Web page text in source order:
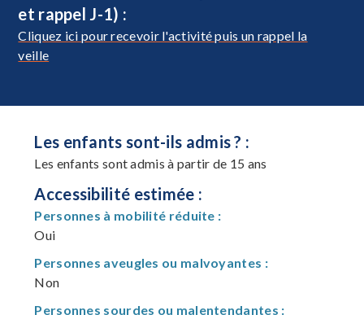
et rappel J-1) :
Cliquez ici pour recevoir l'activité puis un rappel la
veille
Les enfants sont-ils admis ? :
Les enfants sont admis à partir de 15 ans
Accessibilité estimée :
Personnes à mobilité réduite :
Oui
Personnes aveugles ou malvoyantes :
Non
Personnes sourdes ou malentendantes :